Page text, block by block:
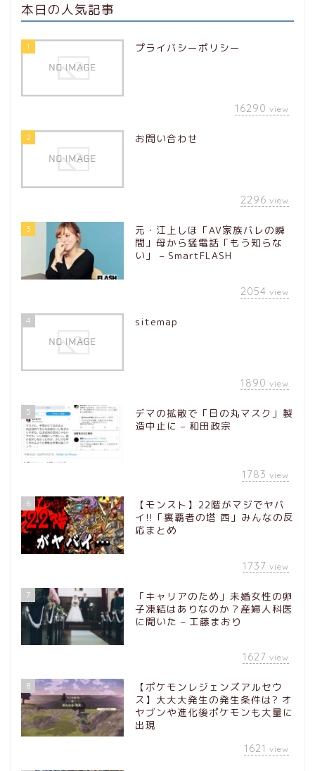
本日の人気記事
1 プライバシーポリシー
16290 view
2 お問い合わせ
2296 view
3
元・江上しほ「AV家族バレの瞬
間」母から猛電話「もう知らな
い」 – SmartFLASH
2054 view
4 sitemap
1890 view
5
デマの拡散で「日の丸マスク」製
造中止に – 和田政宗
1783 view
6
【モンスト】22階がマジでヤバ
イ!!「裏覇者の塔 西」みんなの反
応まとめ
1737 view
7
「キャリアのため」未婚女性の卵
子凍結はありなのか？産婦人科医
に聞いた – 工藤まおり
1627 view
8
【ポケモンレジェンズアルセウ
ス】大大大発生の発生条件は? オ
ヤブンや進化後ポケモンも大量に
出現
1621 view